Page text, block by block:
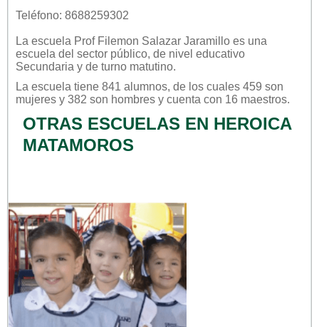
Teléfono: 8688259302
La escuela Prof Filemon Salazar Jaramillo es una
escuela del sector público, de nivel educativo
Secundaria y de turno matutino.
La escuela tiene 841 alumnos, de los cuales 459 son
mujeres y 382 son hombres y cuenta con 16 maestros.
OTRAS ESCUELAS EN HEROICA
MATAMOROS